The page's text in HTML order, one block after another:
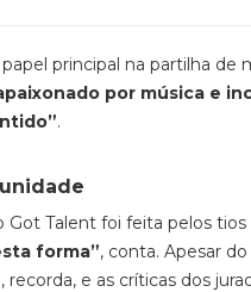
principal na partilha de
por música e
.
Got Talent foi feita pelos
forma”, conta. Apesar
recorda, e as críticas dos